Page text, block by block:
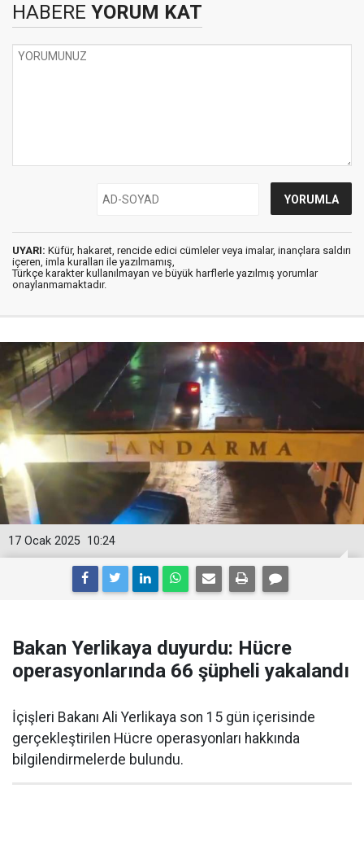
HABERE YORUM KAT
UYARI: Küfür, hakaret, rencide edici cümleler veya imalar, inançlara saldırı
içeren, imla kuralları ile yazılmamış,
Türkçe karakter kullanılmayan ve büyük harflerle yazılmış yorumlar
onaylanmamaktadır.
10:24
17 Ocak 2025
Bakan Yerlikaya duyurdu: Hücre
operasyonlarında 66 şüpheli yakalandı
İçişleri Bakanı Ali Yerlikaya son 15 gün içerisinde
gerçekleştirilen Hücre operasyonları hakkında
bilgilendirmelerde bulundu.